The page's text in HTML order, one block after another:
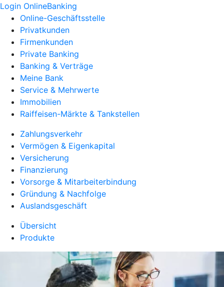
Login OnlineBanking
Online-Geschäftsstelle
Privatkunden
Firmenkunden
Private Banking
Banking & Verträge
Meine Bank
Service & Mehrwerte
Immobilien
Raiffeisen-Märkte & Tankstellen
Zahlungsverkehr
Vermögen & Eigenkapital
Versicherung
Finanzierung
Vorsorge & Mitarbeiterbindung
Gründung & Nachfolge
Auslandsgeschäft
Übersicht
Produkte